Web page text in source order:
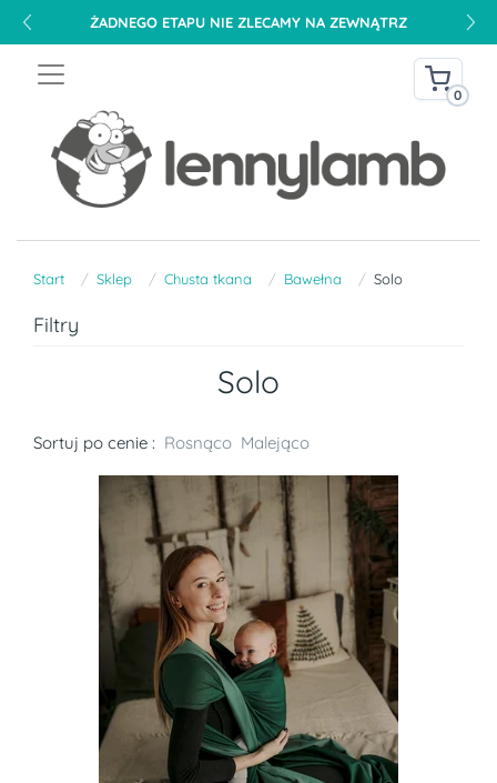
ŻADNEGO ETAPU NIE ZLECAMY NA ZEWNĄTRZ
0
Start Sklep Chusta tkana Bawełna Solo
Filtry
Solo
Sortuj po cenie : Rosnąco Malejąco